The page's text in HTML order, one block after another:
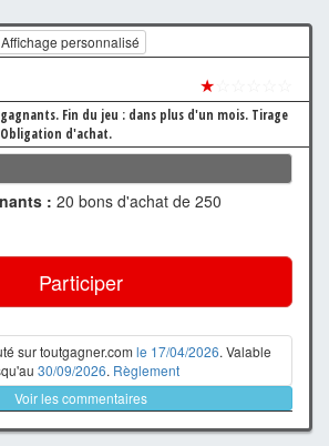
Affichage personnalisé
★
Fin du jeu : dans plus d'un mois. Tirage
d'achat.
: 20 bons d'achat de 250
Participer
sur toutgagner.com le 17/04/2026. Valable
30/09/2026. Règlement
Voir les commentaires